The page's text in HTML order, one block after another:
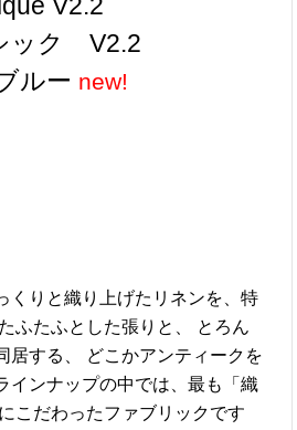
V2.2
ック V2.2
ルー
くりと織り上げたリネンを、特
ふたふとした張りと、 とろん
居する、 どこかアンティークを
インナップの中では、最も「織
こだわったファブリックです